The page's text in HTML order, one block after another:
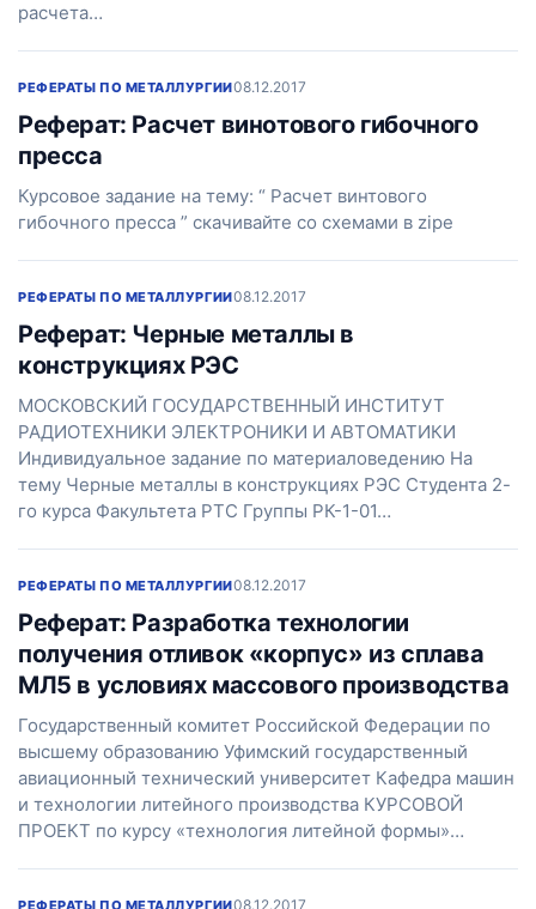
расчета…
РЕФЕРАТЫ ПО МЕТАЛЛУРГИИ08.12.2017
Реферат: Расчет винотового гибочного
пресса
Курсовое задание на тему: “ Расчет винтового
гибочного пресса ” скачивайте со схемами в zipe
РЕФЕРАТЫ ПО МЕТАЛЛУРГИИ08.12.2017
Реферат: Черные металлы в
конструкциях РЭС
МОСКОВСКИЙ ГОСУДАРСТВЕННЫЙ ИНСТИТУТ
РАДИОТЕХНИКИ ЭЛЕКТРОНИКИ И АВТОМАТИКИ
Индивидуальное задание по материаловедению На
тему Черные металлы в конструкциях РЭС Студента 2-
го курса Факультета РТС Группы РК-1-01…
РЕФЕРАТЫ ПО МЕТАЛЛУРГИИ08.12.2017
Реферат: Разработка технологии
получения отливок «корпус» из сплава
МЛ5 в условиях массового производства
Государственный комитет Российской Федерации по
высшему образованию Уфимский государственный
авиационный технический университет Кафедра машин
и технологии литейного производства КУРСОВОЙ
ПРОЕКТ по курсу «технология литейной формы»…
РЕФЕРАТЫ ПО МЕТАЛЛУРГИИ08.12.2017